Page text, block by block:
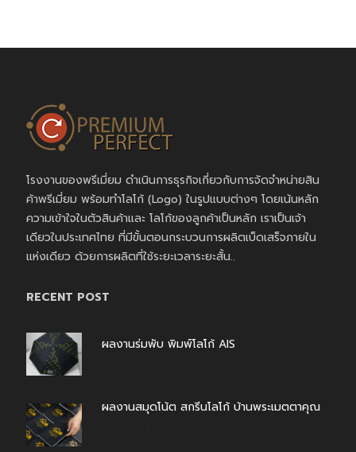
โรงงานของพรีเมี่ยม ดำเนินการธุรกิจเกี่ยวกับการจัดจำหน่ายสิน
ค้าพรีเมี่ยม พร้อมทำโลโก้ (Logo) ในรูปแบบต่างๆ โดยเน้นหลัก
ความเข้าใจในตัวสินค้าและ โลโก้ของลูกค้าเป็นหลัก เราเป็นเจ้า
เดียวในประเทศไทย ที่มีขั้นตอนกระบวนการผลิตเบ็ดเสร็จภายใน
แห่งเดียว ด้วยการผลิตที่ใช้ระยะเวลาระยะสั้น..
RECENT POST
ผลงานร่มพับ พิมพ์โลโก้ AIS
ผลงานสมุดโน้ต สกรีนโลโก้ บ้านพระเมตตาคุณ